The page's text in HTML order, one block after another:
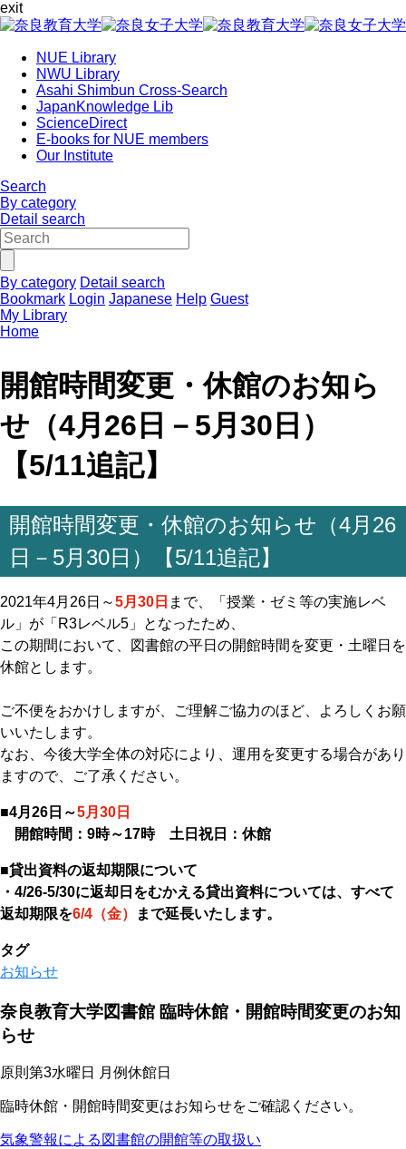
exit
NUE Library
NWU Library
Asahi Shimbun Cross-Search
JapanKnowledge Lib
ScienceDirect
E-books for NUE members
Our Institute
Search
By category
Detail search
By category Detail search
Bookmark Login Japanese Help Guest
My Library
Home
開館時間変更・休館のお知ら
せ（4月26日－5月30日）
【5/11追記】
開館時間変更・休館のお知らせ（4月26
日－5月30日）【5/11追記】
2021年4月26日～5月30日 まで、「授業・ゼミ等の実施レベ
ル」が「R3レベル5」となったため、
この期間において、図書館の平日の開館時間を変更・土曜日を
休館とします。
ご不便をおかけしますが、ご理解ご協力のほど、よろしくお願
いいたします。
なお、今後大学全体の対応により、運用を変更する場合があり
ますので、ご了承ください。
■4月26日～5月30日
開館時間：9時～17時 土日祝日：休館
■貸出資料の返却期限について
・4/26-5/30に返却日をむかえる貸出資料については、すべて
返却期限を6/4（金） まで延長いたします。
タグ
お知らせ
奈良教育大学図書館 臨時休館・開館時間変更のお知
らせ
原則第3水曜日 月例休館日
臨時休館・開館時間変更はお知らせをご確認ください。
気象警報による図書館の開館等の取扱い